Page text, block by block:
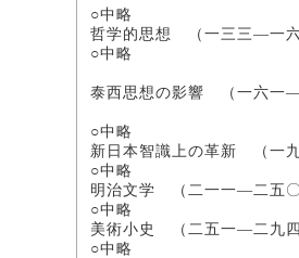
○中略
哲学的思想 （一三三―
○中略
法学
泰西思想の影響 （一
農学
○中略
新日本智識上の革新
○中略
明治文学 （二一一―
○中略
美術小史 （二五
○中略